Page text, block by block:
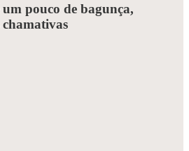
pouco de bagunça,
chamativas